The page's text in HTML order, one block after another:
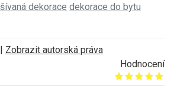
dekorace dekorace do bytu
| Zobrazit autorská práva
Hodnocení
Give it 1/5
Give it 2/5
Give it 3/5
Give it 4/5
Give it 5/5